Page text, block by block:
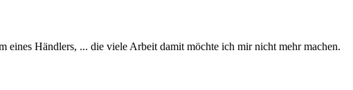
Händlers, ... die viele Arbeit damit möchte ich mir nicht mehr machen.